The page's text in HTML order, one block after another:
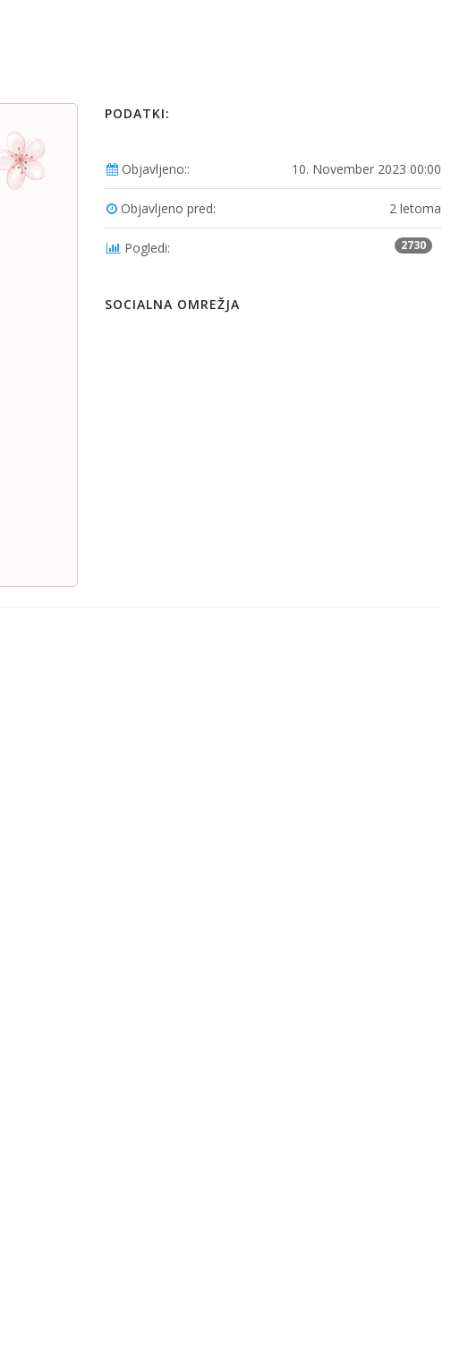
PODATKI:
Objavljeno:: 10. November 2023 00:00
Objavljeno pred: 2 letoma
Pogledi: 2730
SOCIALNA OMREŽJA